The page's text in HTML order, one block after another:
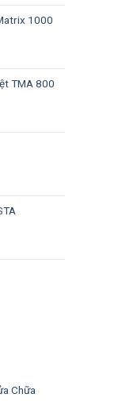
1000
TMA 800
Chữa